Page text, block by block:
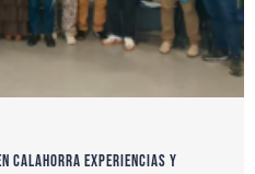
Calahorra experiencias y